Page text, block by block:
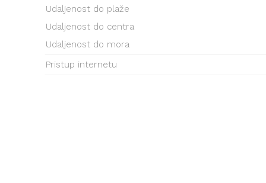
Udaljenost do plaže
Udaljenost do centra
Udaljenost do mora
Pristup internetu